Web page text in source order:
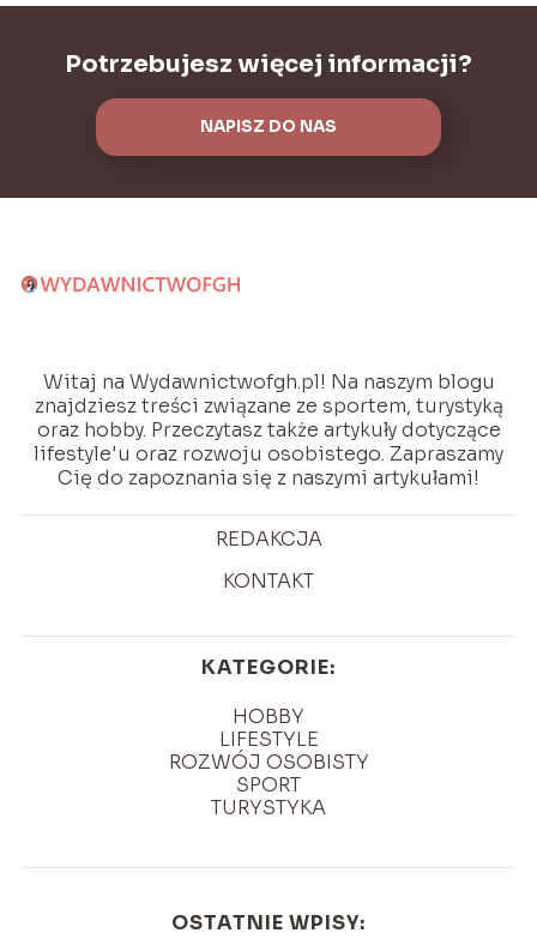
Potrzebujesz więcej informacji?
NAPISZ DO NAS
Witaj na Wydawnictwofgh.pl! Na naszym blogu
znajdziesz treści związane ze sportem, turystyką
oraz hobby. Przeczytasz także artykuły dotyczące
lifestyle'u oraz rozwoju osobistego. Zapraszamy
Cię do zapoznania się z naszymi artykułami!
REDAKCJA
KONTAKT
KATEGORIE:
HOBBY
LIFESTYLE
ROZWÓJ OSOBISTY
SPORT
TURYSTYKA
OSTATNIE WPISY: